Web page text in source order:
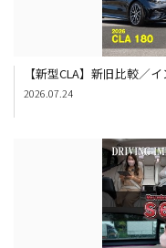
【新型CLA】新旧比較／
2026.07.24